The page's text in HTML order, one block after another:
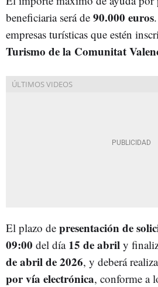
beneficiaria será de 90.000 euros
empresas turísticas que estén
Turismo de la Comunitat
El plazo de presentación de
09:00 del día 15 de abril y
de abril de 2026, y deberá
por vía electrónica, conforme a